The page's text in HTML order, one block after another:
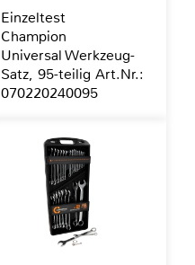
Einzeltest
Champion
Universal Werkzeug-
Satz, 95-teilig Art.Nr.:
070220240095